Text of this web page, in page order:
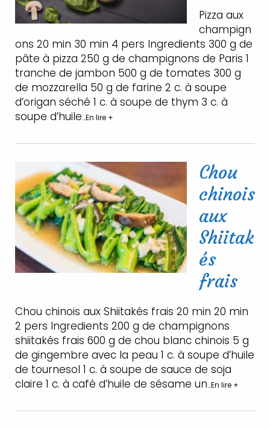
Pizza aux
champign
ons 20 min 30 min 4 pers Ingredients 300 g de
pâte à pizza 250 g de champignons de Paris 1
tranche de jambon 500 g de tomates 300 g
de mozzarella 50 g de farine 2 c. à soupe
d’origan séché 1 c. à soupe de thym 3 c. à
soupe d’huile…En lire +
Chou
chinois
aux
Shiitak
és
frais
Chou chinois aux Shiitakés frais 20 min 20 min
2 pers Ingredients 200 g de champignons
shiitakés frais 600 g de chou blanc chinois 5 g
de gingembre avec la peau 1 c. à soupe d’huile
de tournesol 1 c. à soupe de sauce de soja
claire 1 c. à café d’huile de sésame un…En lire +